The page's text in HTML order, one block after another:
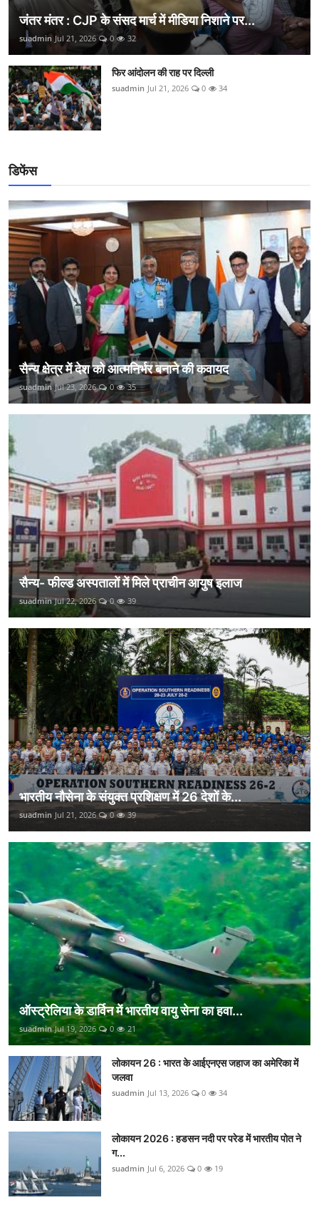
जंतर मंतर : CJP के संसद मार्च में मीडिया निशाने पर...
suadmin Jul 21, 2026 0 32
फिर आंदोलन की राह पर दिल्ली
suadmin Jul 21, 2026 0 34
डिफेंस
सैन्य क्षेत्र में देश को आत्मनिर्भर बनाने की कवायद
suadmin Jul 23, 2026 0 35
सैन्य- फील्ड अस्पतालों में मिले प्राचीन आयुष इलाज
suadmin Jul 22, 2026 0 39
भारतीय नौसेना के संयुक्त प्रशिक्षण में 26 देशों के...
suadmin Jul 21, 2026 0 39
ऑस्ट्रेलिया के डार्विन में भारतीय वायु सेना का हवा...
suadmin Jul 19, 2026 0 21
लोकायन 26 : भारत के आईएनएस जहाज का अमेरिका में
जलवा
suadmin Jul 13, 2026 0 34
लोकायन 2026 : हडसन नदी पर परेड में भारतीय पोत ने
ग...
suadmin Jul 6, 2026 0 19